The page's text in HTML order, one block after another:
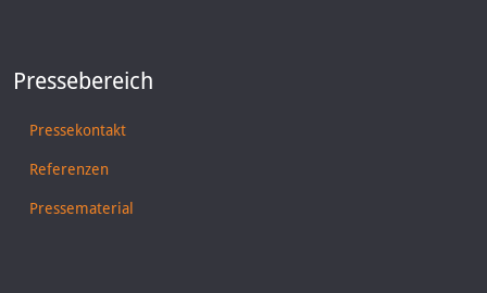
Pressebereich
Pressekontakt
Referenzen
Pressematerial